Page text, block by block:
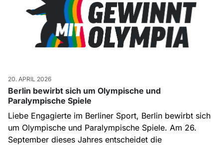
20. APRIL 2026
Berlin bewirbt sich um Olympische und
Paralympische Spiele
Liebe Engagierte im Berliner Sport, Berlin bewirbt sich
um Olympische und Paralympische Spiele. Am 26.
September dieses Jahres entscheidet die